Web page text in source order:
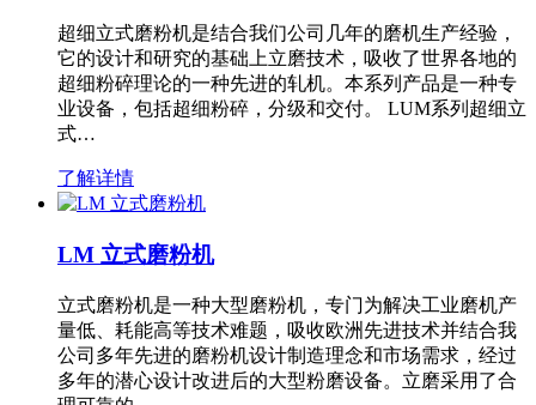
超细立式磨粉机是结合我们公司几年的磨机生产经验，
它的设计和研究的基础上立磨技术，吸收了世界各地的
超细粉碎理论的一种先进的轧机。本系列产品是一种专
业设备，包括超细粉碎，分级和交付。 LUM系列超细立
式…
了解详情
LM 立式磨粉机
立式磨粉机是一种大型磨粉机，专门为解决工业磨机产
量低、耗能高等技术难题，吸收欧洲先进技术并结合我
公司多年先进的磨粉机设计制造理念和市场需求，经过
多年的潜心设计改进后的大型粉磨设备。立磨采用了合